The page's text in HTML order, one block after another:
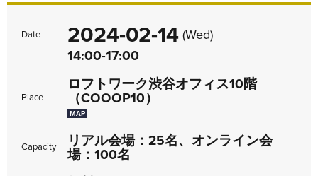
Date 2024-02-14 (Wed)
14:00-17:00
Place
ロフトワーク渋谷オフィス10階
（COOOP10）
MAP
Capacity
リアル会場：25名、オンライン会
場：100名